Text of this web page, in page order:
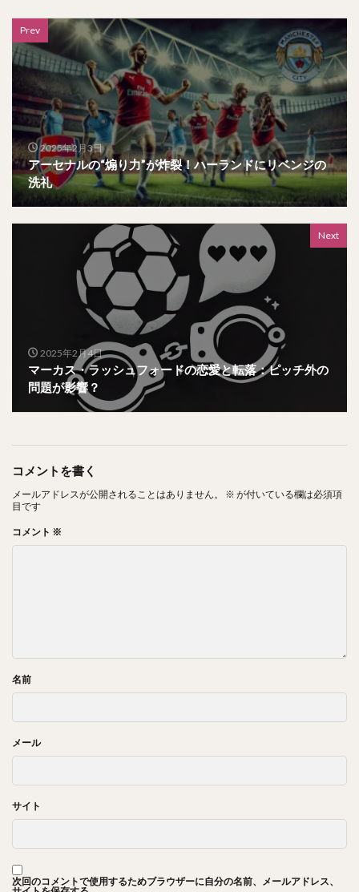
Prev
2025年2月3日
アーセナルの“煽り力”が炸裂！ハーランドにリベンジの
洗礼
Next
2025年2月4日
マーカス・ラッシュフォードの恋愛と転落：ピッチ外の
問題が影響？
コメントを書く
メールアドレスが公開されることはありません。 ※ が付いている欄は必須項
目です
コメント ※
名前
メール
サイト
次回のコメントで使用するためブラウザーに自分の名前、メールアドレス、